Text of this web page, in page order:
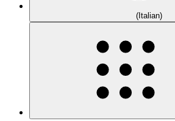
(Italian)